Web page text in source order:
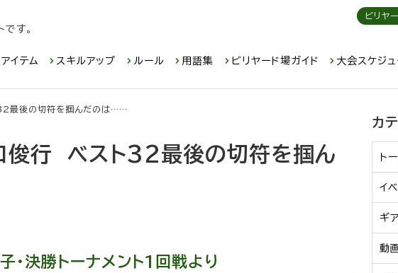
す。
イテム スキルアップ ルール 用語集 ビリヤード場ガイド 大会スケジ
ビリヤ
最後の切符を掴んだのは……
俊行 ベスト32最後の切符を掴ん
決勝トーナメント1回戦より
カ
ト
イ
ギ
動